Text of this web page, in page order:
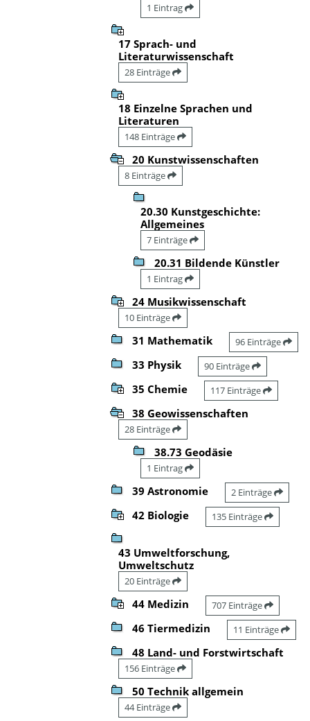
1 Eintrag
17 Sprach- und
Literaturwissenschaft
28 Einträge
18 Einzelne Sprachen und
Literaturen
148 Einträge
20 Kunstwissenschaften
8 Einträge
20.30 Kunstgeschichte:
Allgemeines
7 Einträge
20.31 Bildende Künstler
1 Eintrag
24 Musikwissenschaft
10 Einträge
31 Mathematik 96 Einträge
33 Physik 90 Einträge
35 Chemie 117 Einträge
38 Geowissenschaften
28 Einträge
38.73 Geodäsie
1 Eintrag
39 Astronomie 2 Einträge
42 Biologie 135 Einträge
43 Umweltforschung,
Umweltschutz
20 Einträge
44 Medizin 707 Einträge
46 Tiermedizin 11 Einträge
48 Land- und Forstwirtschaft
156 Einträge
50 Technik allgemein
44 Einträge